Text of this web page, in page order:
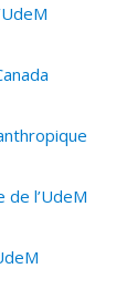
de l’UdeM